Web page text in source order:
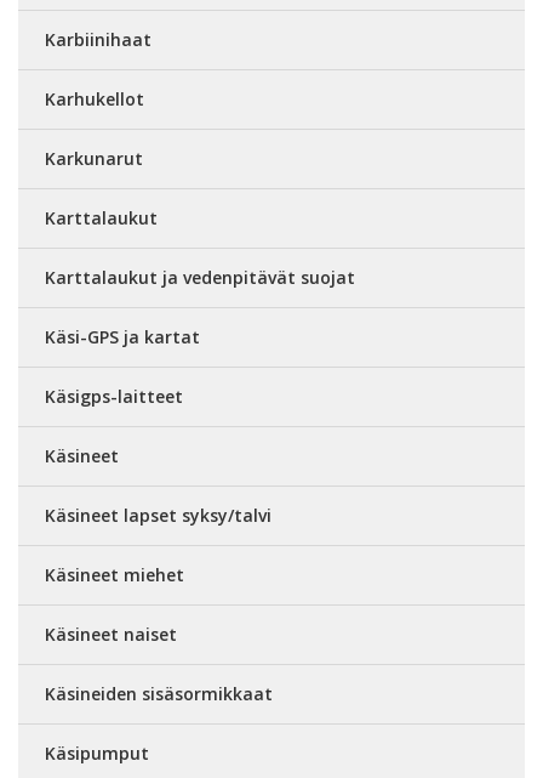
Karbiinihaat
Karhukellot
Karkunarut
Karttalaukut
Karttalaukut ja vedenpitävät suojat
Käsi-GPS ja kartat
Käsigps-laitteet
Käsineet
Käsineet lapset syksy/talvi
Käsineet miehet
Käsineet naiset
Käsineiden sisäsormikkaat
Käsipumput